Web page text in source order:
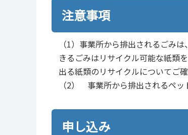
注意事項
（1）事業所から排出されるごみ
きるごみはリサイクル可能な紙類
出る紙類のリサイクルについてご
（2） 事業所から排出されるペッ
申し込み